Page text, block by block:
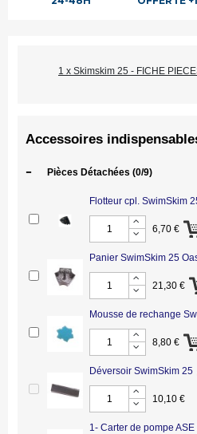
1 x Skimskim 25 - FICHE
Accessoires
- Pièces Détachées (0/9)
Flotteur cpl. SwimSkim
6,70 €
Panier SwimSkim 25
21,30 €
Mousse de rechange
8,80 €
Déversoir SwimSkim 25
10,10 €
1- Carter de pompe